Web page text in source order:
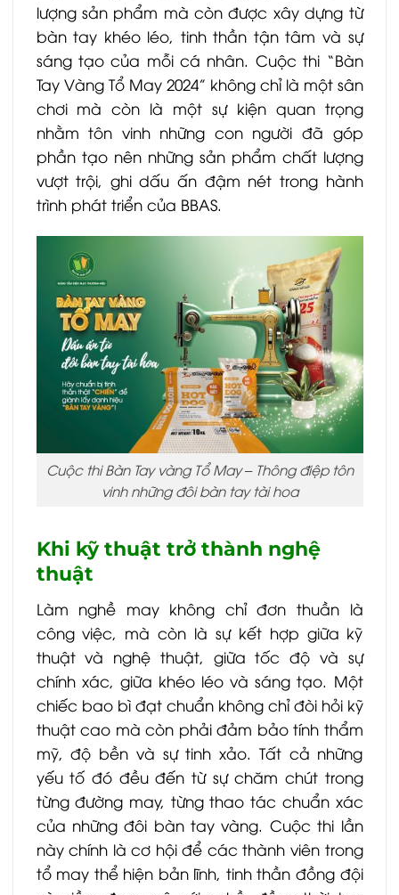
lượng sản phẩm mà còn được xây dựng từ
bàn tay khéo léo, tinh thần tận tâm và sự
sáng tạo của mỗi cá nhân. Cuộc thi “Bàn
Tay Vàng Tổ May 2024” không chỉ là một sân
chơi mà còn là một sự kiện quan trọng
nhằm tôn vinh những con người đã góp
phần tạo nên những sản phẩm chất lượng
vượt trội, ghi dấu ấn đậm nét trong hành
trình phát triển của BBAS.
Cuộc thi Bàn Tay vàng Tổ May – Thông điệp tôn
vinh những đôi bàn tay tài hoa
Khi kỹ thuật trở thành nghệ
thuật
Làm nghề may không chỉ đơn thuần là
công việc, mà còn là sự kết hợp giữa kỹ
thuật và nghệ thuật, giữa tốc độ và sự
chính xác, giữa khéo léo và sáng tạo. Một
chiếc bao bì đạt chuẩn không chỉ đòi hỏi kỹ
thuật cao mà còn phải đảm bảo tính thẩm
mỹ, độ bền và sự tinh xảo. Tất cả những
yếu tố đó đều đến từ sự chăm chút trong
từng đường may, từng thao tác chuẩn xác
của những đôi bàn tay vàng. Cuộc thi lần
này chính là cơ hội để các thành viên trong
tổ may thể hiện bản lĩnh, tinh thần đồng đội